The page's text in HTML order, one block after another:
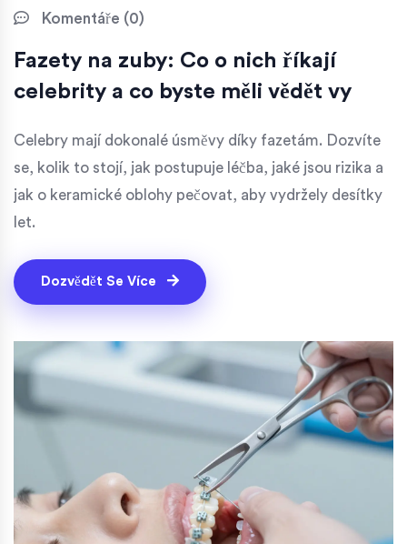
Komentáře (0)
Fazety na zuby: Co o nich říkají
celebrity a co byste měli vědět vy
Celebry mají dokonalé úsměvy díky fazetám. Dozvíte
se, kolik to stojí, jak postupuje léčba, jaké jsou rizika a
jak o keramické oblohy pečovat, aby vydržely desítky
let.
Dozvědět Se Více